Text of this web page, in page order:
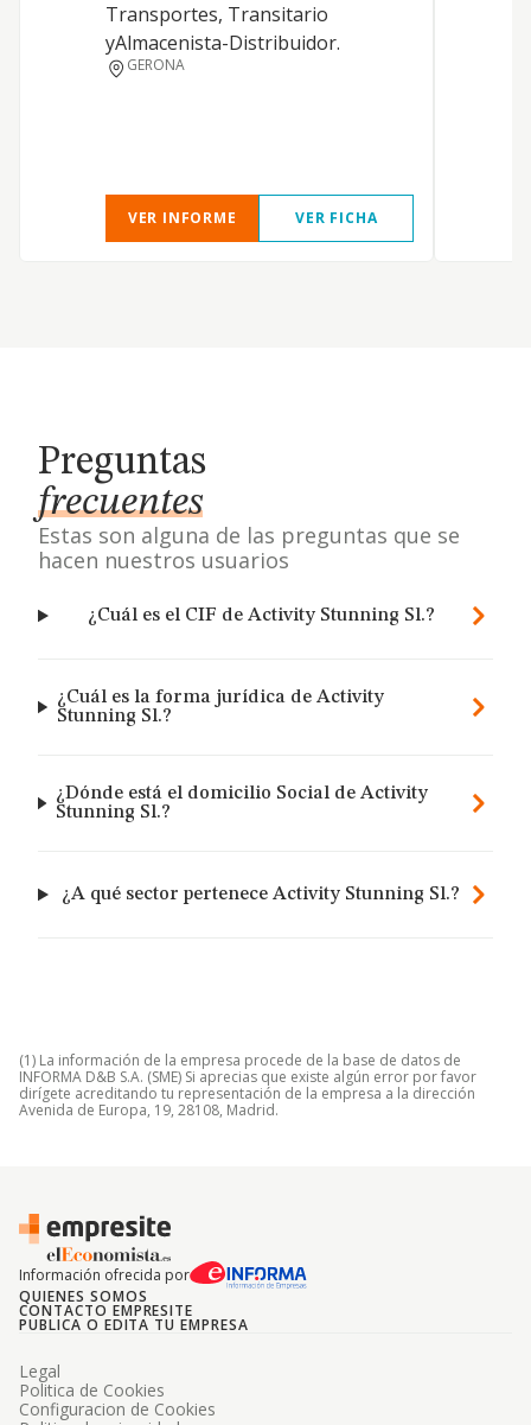
Transportes, Transitario
yAlmacenista-Distribuidor.
GERONA
VER INFORME VER FICHA
Preguntas
frecuentes
Estas son alguna de las preguntas que se
hacen nuestros usuarios
¿Cuál es el CIF de Activity Stunning Sl.?
¿Cuál es la forma jurídica de Activity
Stunning Sl.?
¿Dónde está el domicilio Social de Activity
Stunning Sl.?
¿A qué sector pertenece Activity Stunning Sl.?
(1) La información de la empresa procede de la base de datos de
INFORMA D&B S.A. (SME) Si aprecias que existe algún error por favor
dirígete acreditando tu representación de la empresa a la dirección
Avenida de Europa, 19, 28108, Madrid.
Información ofrecida por
QUIENES SOMOS
CONTACTO EMPRESITE
PUBLICA O EDITA TU EMPRESA
Legal
Politica de Cookies
Configuracion de Cookies